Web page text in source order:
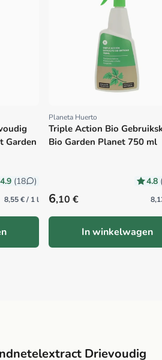
Garden
4.9 (18 )
8,55 € / 1 l
Proveedor:
Planeta Huerto
Triple Action Bio
Bio Garden Planet 750 ml
4.8
Precio habitual
6,10 €
In winkelwagen
Drievoudig